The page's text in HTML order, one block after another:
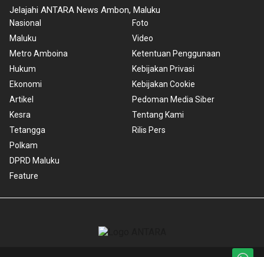
Jelajahi ANTARA News Ambon, Maluku
Nasional
Maluku
Metro Amboina
Hukum
Ekonomi
Artikel
Kesra
Tetangga
Polkam
DPRD Maluku
Feature
Foto
Video
Ketentuan Penggunaan
Kebijakan Privasi
Kebijakan Cookie
Pedoman Media Siber
Tentang Kami
Rilis Pers